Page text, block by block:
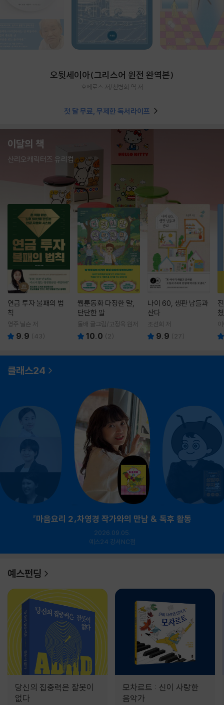
오뒷세이아(그리스어 원전 완역본)
호메로스 저/천병희 역 저
첫 달 무료, 무제한 독서라이프
이달의 책
산리오캐릭터즈 유리컵
연금 투자 불패의 법
칙
영주 닐슨 저
9.9 (43)
웹툰동화 다정한 말,
단단한 말
돌배 글그림/고정욱 원저
10.0 ( 2)
나이 60, 생판 남들과
산다
조선희 저
9.9 ( 27)
클래스24
『마음요리 2』차영경 작가와의 만남 & 독후 활동
2026.09.05.
예스24 강서NC점
예스펀딩
당신의 집중력은 잘못이
없다
모차르트 : 신이 사랑한
음악가